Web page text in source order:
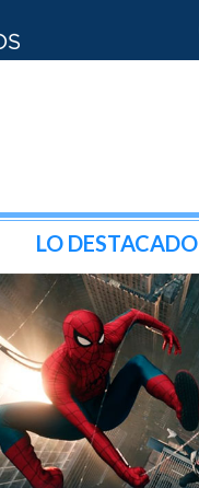
LO DESTACADO